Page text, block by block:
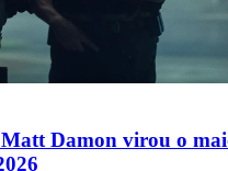
Damon virou o